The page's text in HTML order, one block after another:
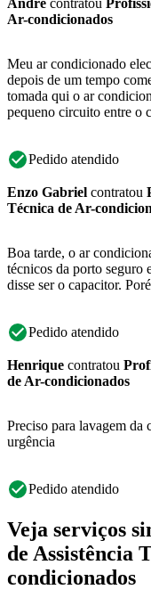
Ar-condicionados
Meu ar condicionado
depois de um tempo
tomada qui o ar
pequeno circuito entre o
Pedido atendido
Enzo Gabriel contratou
Técnica de Ar-
Boa tarde, o ar
técnicos da porto seguro
disse ser o capacitor.
Pedido atendido
Henrique contratou
de Ar-condicionados
Preciso para lavagem da
urgência
Pedido atendido
Veja serviços
de Assistência
condicionados